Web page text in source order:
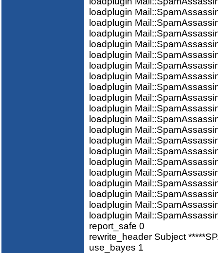
loadplugin
loadplugin
loadplugin
loadplugin
loadplugin
loadplugin
loadplugin
loadplugin
loadplugin
loadplugin
loadplugin
loadplugin
loadplugin
loadplugin
loadplugin
loadplugin
loadplugin
loadplugin
loadplugin
loadplugin
report_safe 0
rewrite_header Subject
use_bayes 1